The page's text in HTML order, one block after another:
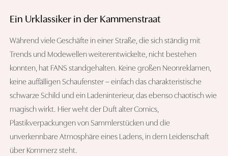
Ein Urklassiker in der Kammenstraat
Während viele Geschäfte in einer Straße, die sich ständig mit
Trends und Modewellen weiterentwickelte, nicht bestehen
konnten, hat FANS standgehalten. Keine großen Neonreklamen,
keine auffälligen Schaufenster – einfach das charakteristische
schwarze Schild und ein Ladeninterieur, das ebenso chaotisch wie
magisch wirkt. Hier weht der Duft alter Comics,
Plastikverpackungen von Sammlerstücken und die
unverkennbare Atmosphäre eines Ladens, in dem Leidenschaft
über Kommerz steht.